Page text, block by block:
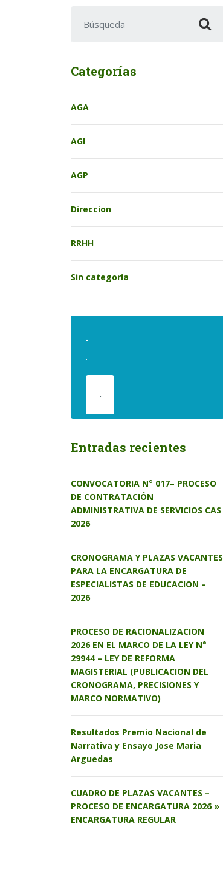
Categorías
AGA
AGI
AGP
Direccion
RRHH
Sin categoría
.
.
.
Entradas recientes
CONVOCATORIA N° 017– PROCESO
DE CONTRATACIÓN
ADMINISTRATIVA DE SERVICIOS CAS
2026
CRONOGRAMA Y PLAZAS VACANTES
PARA LA ENCARGATURA DE
ESPECIALISTAS DE EDUCACION –
2026
PROCESO DE RACIONALIZACION
2026 EN EL MARCO DE LA LEY N°
29944 – LEY DE REFORMA
MAGISTERIAL (PUBLICACION DEL
CRONOGRAMA, PRECISIONES Y
MARCO NORMATIVO)
Resultados Premio Nacional de
Narrativa y Ensayo Jose Maria
Arguedas
CUADRO DE PLAZAS VACANTES –
PROCESO DE ENCARGATURA 2026 »
ENCARGATURA REGULAR